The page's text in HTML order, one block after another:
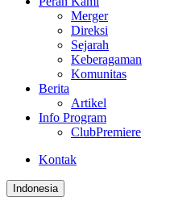
Merger
Direksi
Sejarah
Keberagaman
Komunitas
Berita
Artikel
Info Program
ClubPremiere
Kontak
Indonesia